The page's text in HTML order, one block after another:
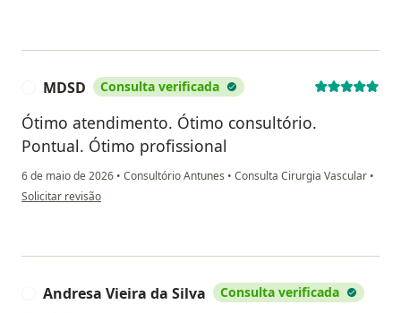
MDSD Consulta verificada
Ótimo atendimento. Ótimo consultório.
Pontual. Ótimo profissional
6 de maio de 2026 • Consultório Antunes • Consulta Cirurgia Vascular •
na opinião do utilizador MDSD
Solicitar revisão
Andresa Vieira da Silva Consulta verificada